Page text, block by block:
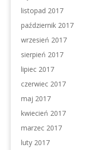
listopad 2017
październik 2017
wrzesień 2017
sierpień 2017
lipiec 2017
czerwiec 2017
maj 2017
kwiecień 2017
marzec 2017
luty 2017